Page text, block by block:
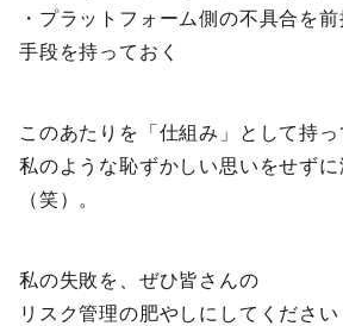
・プラットフォーム側の不具合を
手段を持っておく
このあたりを「仕組み」として持
私のような恥ずかしい思いをせず
（笑）。
私の失敗を、ぜひ皆さんの
リスク管理の肥やしにしてください